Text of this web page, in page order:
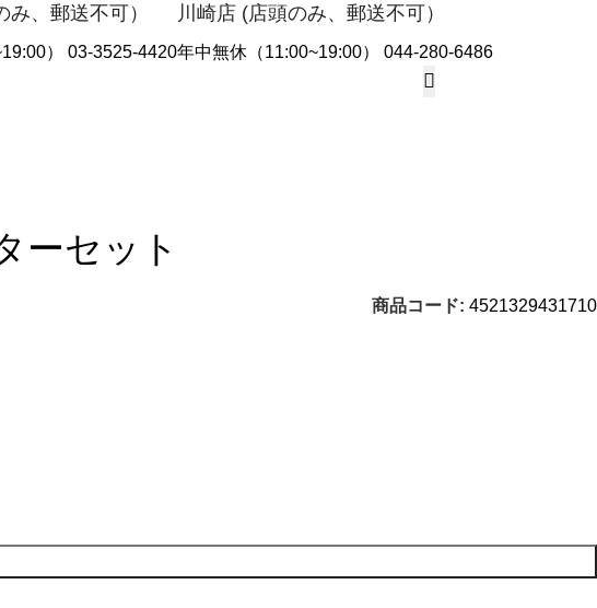
、郵送不可）
） 03-3525-4420
川崎店 (店頭のみ、郵送不可）
年中無休（11:00~19:00） 044-280-6486
ーセット
商品コード: 4521329431710